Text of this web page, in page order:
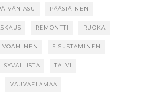
ASU PÄÄSIÄINEN
REMONTTI RUOKA
SISUSTAMINEN
SYVÄLLISTÄ TALVI
VAUVAELÄMÄÄ